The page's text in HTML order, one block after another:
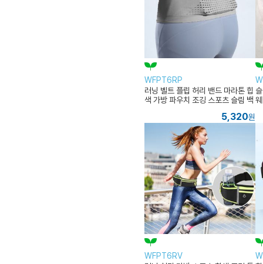
WFPT6RP
러닝 벨트 플립 허리 밴드 마라톤 힙
색 가방 파우치 조깅 스포츠 슬림 백
5,320원
WFPT6RV